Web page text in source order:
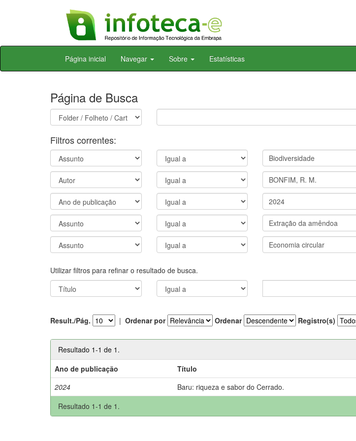
Skip
Página inicial Navegar Sobre Estatísticas
Página de Busca
Filtros correntes:
Utilizar filtros para refinar o resultado de busca.
Result./Pág. | Ordenar por Ordenar Registro(s)
Resultado 1-1 de 1.
Ano de publicação
Título
2024
Baru: riqueza e sabor do Cerrado.
Resultado 1-1 de 1.